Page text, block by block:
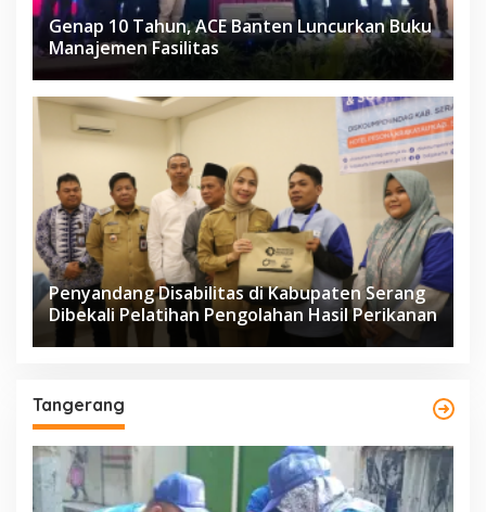
Genap 10 Tahun, ACE Banten Luncurkan Buku
Manajemen Fasilitas
Penyandang Disabilitas di Kabupaten Serang
Dibekali Pelatihan Pengolahan Hasil Perikanan
Tangerang